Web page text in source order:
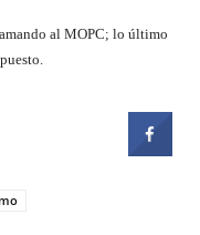
al MOPC; lo último